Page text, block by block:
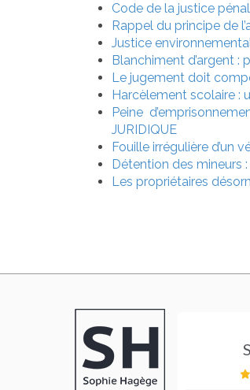
Code de la justice
Rappel du principe de
Justice
Blanchiment d’argent :
Le jugement doit
Harcèlement scolaire :
Peine
JURIDIQUE
Fouille irrégulière d’un
Détention des mineurs
Les propriétaires